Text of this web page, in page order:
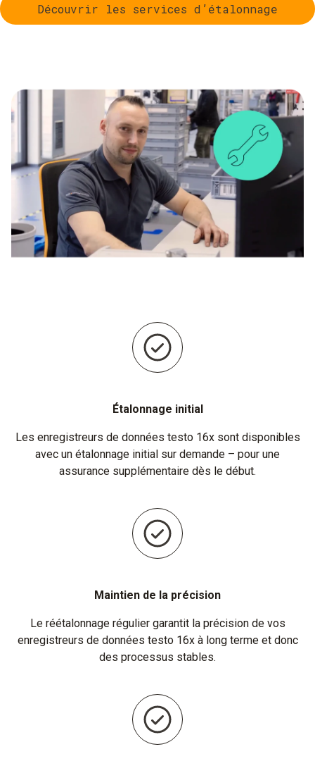
Découvrir les services d’étalonnage
Étalonnage initial
Les enregistreurs de données testo 16x sont disponibles
avec un étalonnage initial sur demande – pour une
assurance supplémentaire dès le début.
Maintien de la précision
Le réétalonnage régulier garantit la précision de vos
enregistreurs de données testo 16x à long terme et donc
des processus stables.